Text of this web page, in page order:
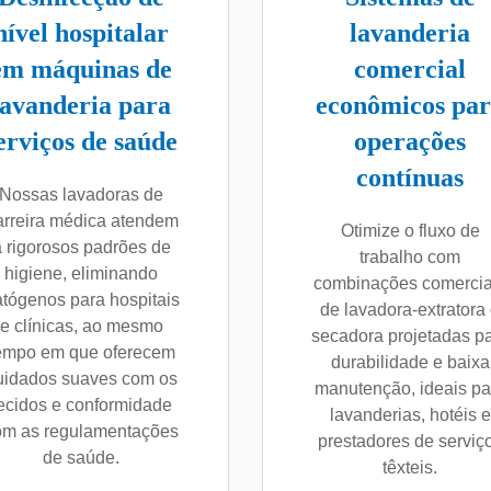
hospitalar
máquinas de
para
de saúde
Nossas lavadoras de
médica atendem
rigorosos padrões de
higiene, eliminando
para hospitais
e clínicas, ao mesmo
em que oferecem
suaves com os
e conformidade
as regulamentações
de saúde.
lavanderia
comercial
econômicos
operações
contínuas
Otimize o fluxo de
trabalho com
combinações
de lavadora-extratora
secadora projetadas
durabilidade e baixa
manutenção, ideais
lavanderias, hotéis e
prestadores de
têxteis.